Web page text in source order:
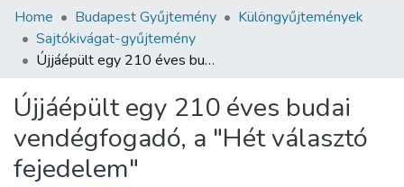
Communities & Collections
All of DSpace
Statistics
About us
Home Budapest Gyűjtemény
Különgyűjtemények
Sajtókivágat-gyűjtemény
Újjáépült egy 210 éves budai vendégfogadó, a "Hét választó fejedelem"
Újjáépült egy 210 éves budai
vendégfogadó, a "Hét választó
fejedelem"